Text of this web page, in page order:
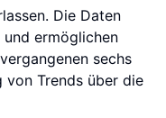
Die Daten
ermöglichen
sechs
von Trends über die